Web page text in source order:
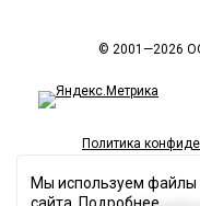
© 2001—2026
Политика
Мы используем файлы